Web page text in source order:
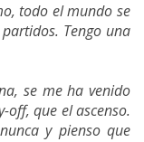
todo el mundo se
Tengo una
se me ha venido
off, que el ascenso.
y pienso que